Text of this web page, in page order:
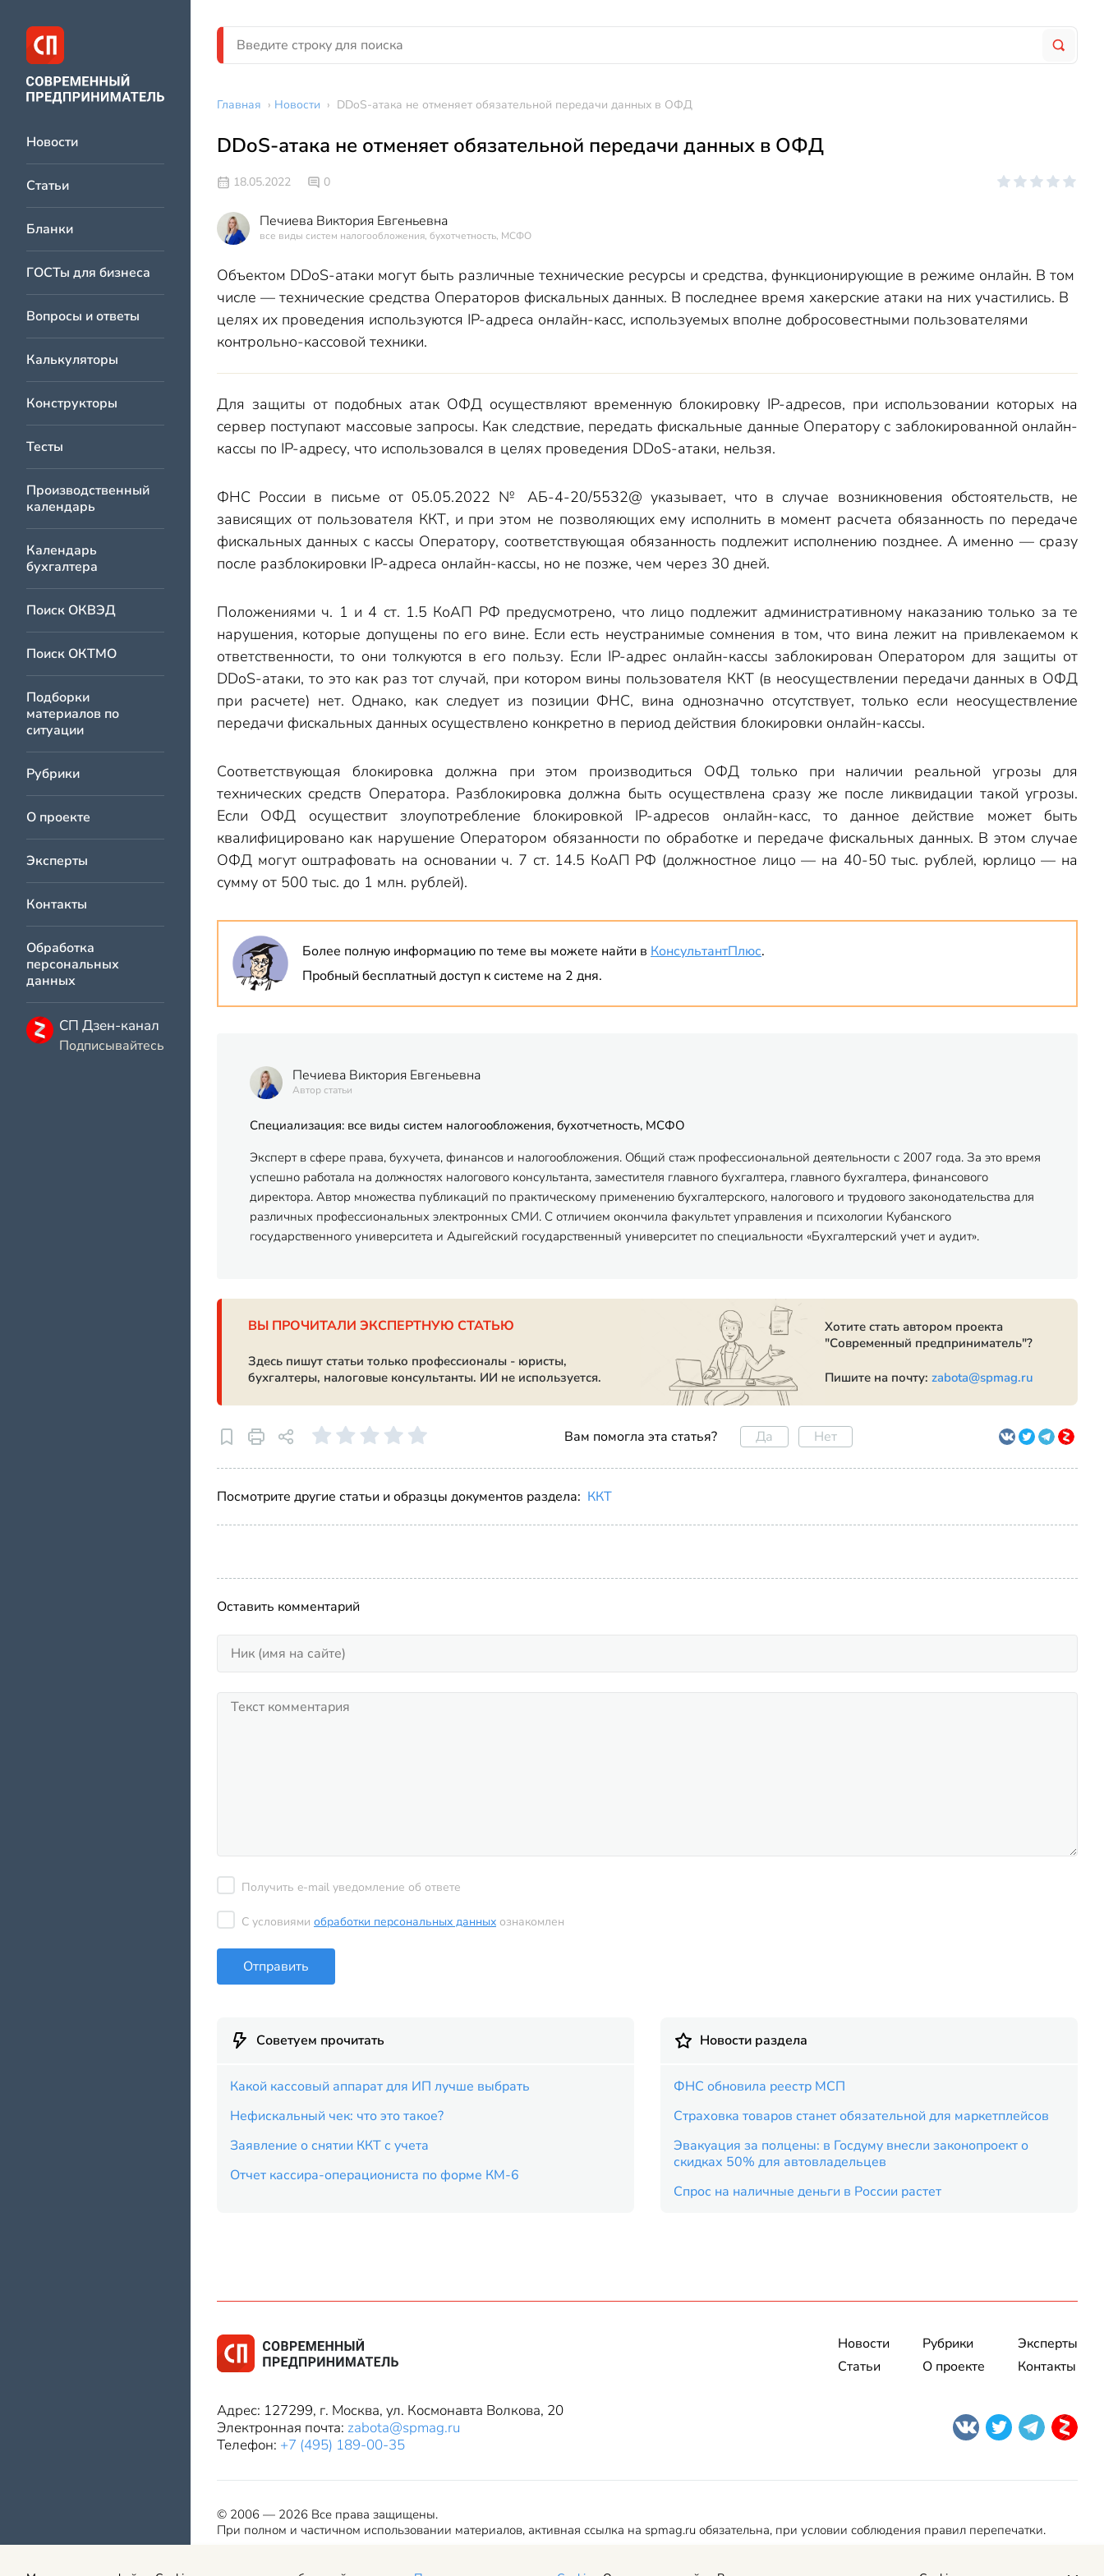
Новости
Статьи
Бланки
ГОСТы для бизнеса
Вопросы и ответы
Калькуляторы
Конструкторы
Тесты
Производственный
календарь
Календарь
бухгалтера
Поиск ОКВЭД
Поиск ОКТМО
Подборки
материалов по
ситуации
Рубрики
О проекте
Эксперты
Контакты
Обработка
персональных
данных
СП Дзен-канал
Подписывайтесь
Главная › Новости › DDoS-атака не отменяет обязательной передачи данных в ОФД
DDoS-атака не отменяет обязательной передачи данных в ОФД
18.05.2022 0
Печиева Виктория Евгеньевна
все виды систем налогообложения, бухотчетность, МСФО
Объектом DDoS-атаки могут быть различные технические ресурсы и средства, функционирующие в режиме онлайн. В том
числе — технические средства Операторов фискальных данных. В последнее время хакерские атаки на них участились. В
целях их проведения используются IP-адреса онлайн-касс, используемых вполне добросовестными пользователями
контрольно-кассовой техники.
Для защиты от подобных атак ОФД осуществляют временную блокировку IP-адресов, при использовании которых на
сервер поступают массовые запросы. Как следствие, передать фискальные данные Оператору с заблокированной онлайн-
кассы по IP-адресу, что использовался в целях проведения DDoS-атаки, нельзя.
ФНС России в письме от 05.05.2022 № АБ-4-20/5532@ указывает, что в случае возникновения обстоятельств, не
зависящих от пользователя ККТ, и при этом не позволяющих ему исполнить в момент расчета обязанность по передаче
фискальных данных с кассы Оператору, соответствующая обязанность подлежит исполнению позднее. А именно — сразу
после разблокировки IP-адреса онлайн-кассы, но не позже, чем через 30 дней.
Положениями ч. 1 и 4 ст. 1.5 КоАП РФ предусмотрено, что лицо подлежит административному наказанию только за те
нарушения, которые допущены по его вине. Если есть неустранимые сомнения в том, что вина лежит на привлекаемом к
ответственности, то они толкуются в его пользу. Если IP-адрес онлайн-кассы заблокирован Оператором для защиты от
DDoS-атаки, то это как раз тот случай, при котором вины пользователя ККТ (в неосуществлении передачи данных в ОФД
при расчете) нет. Однако, как следует из позиции ФНС, вина однозначно отсутствует, только если неосуществление
передачи фискальных данных осуществлено конкретно в период действия блокировки онлайн-кассы.
Соответствующая блокировка должна при этом производиться ОФД только при наличии реальной угрозы для
технических средств Оператора. Разблокировка должна быть осуществлена сразу же после ликвидации такой угрозы.
Если ОФД осуществит злоупотребление блокировкой IP-адресов онлайн-касс, то данное действие может быть
квалифицировано как нарушение Оператором обязанности по обработке и передаче фискальных данных. В этом случае
ОФД могут оштрафовать на основании ч. 7 ст. 14.5 КоАП РФ (должностное лицо — на 40-50 тыс. рублей, юрлицо — на
сумму от 500 тыс. до 1 млн. рублей).
Более полную информацию по теме вы можете найти в КонсультантПлюс.
Пробный бесплатный доступ к системе на 2 дня.
Печиева Виктория Евгеньевна
Автор статьи
Специализация: все виды систем налогообложения, бухотчетность, МСФО
Эксперт в сфере права, бухучета, финансов и налогообложения. Общий стаж профессиональной деятельности с 2007 года. За это время
успешно работала на должностях налогового консультанта, заместителя главного бухгалтера, главного бухгалтера, финансового
директора. Автор множества публикаций по практическому применению бухгалтерского, налогового и трудового законодательства для
различных профессиональных электронных СМИ. С отличием окончила факультет управления и психологии Кубанского
государственного университета и Адыгейский государственный университет по специальности «Бухгалтерский учет и аудит».
ВЫ ПРОЧИТАЛИ ЭКСПЕРТНУЮ СТАТЬЮ
Здесь пишут статьи только профессионалы - юристы,
бухгалтеры, налоговые консультанты. ИИ не используется.
Хотите стать автором проекта
"Современный предприниматель"?
Пишите на почту:zabota@spmag.ru
Вам помогла эта статья? Да Нет
Посмотрите другие статьи и образцы документов раздела: ККТ
Оставить комментарий
Получить e-mail уведомление об ответе
С условиями обработки персональных данных ознакомлен
Отправить
Советуем прочитать
Какой кассовый аппарат для ИП лучше выбрать
Нефискальный чек: что это такое?
Заявление о снятии ККТ с учета
Отчет кассира-операциониста по форме КМ-6
Новости раздела
ФНС обновила реестр МСП
Страховка товаров станет обязательной для маркетплейсов
Эвакуация за полцены: в Госдуму внесли законопроект о
скидках 50% для автовладельцев
Спрос на наличные деньги в России растет
Новости
Статьи
Рубрики
О проекте
Эксперты
Контакты
Адрес: 127299, г. Москва, ул. Космонавта Волкова, 20
Электронная почта: zabota@spmag.ru
Телефон: +7 (495) 189-00-35
© 2006 — 2026 Все права защищены.
При полном и частичном использовании материалов, активная ссылка на spmag.ru обязательна, при условии соблюдения правил перепечатки.